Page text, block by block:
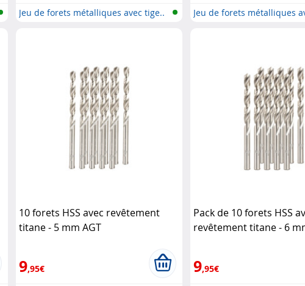
Jeu de forets métalliques avec tige.. Jeu de forets métalliques
10 forets HSS avec revêtement
titane - 5 mm AGT
9,95€
Pack de 10 forets HSS
revêtement titane - 6
9,95€